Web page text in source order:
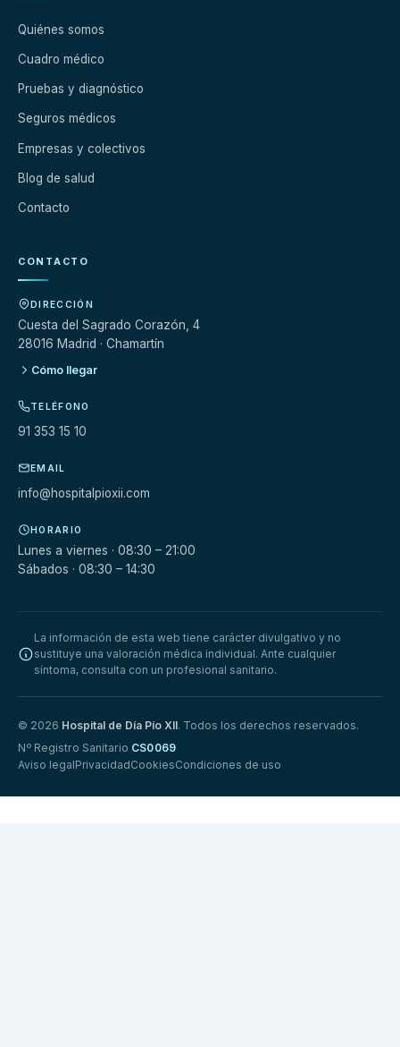
Quiénes somos
Cuadro médico
Pruebas y diagnóstico
Seguros médicos
Empresas y colectivos
Blog de salud
Contacto
CONTACTO
DIRECCIÓN
Cuesta del Sagrado Corazón, 4
28016 Madrid · Chamartín
Cómo llegar
TELÉFONO
91 353 15 10
EMAIL
info@hospitalpioxii.com
HORARIO
Lunes a viernes · 08:30 – 21:00
Sábados · 08:30 – 14:30
La información de esta web tiene carácter divulgativo y no
sustituye una valoración médica individual. Ante cualquier
síntoma, consulta con un profesional sanitario.
© 2026 Hospital de Día Pío XII. Todos los derechos reservados.
Nº Registro Sanitario CS0069
Aviso legalPrivacidadCookiesCondiciones de uso